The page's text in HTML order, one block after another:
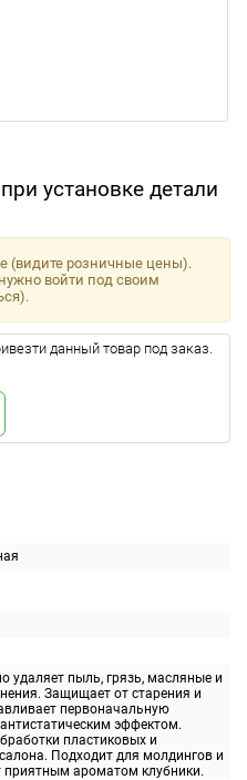
установке детали
удаляет пыль, грязь, масляные и
Защищает от старения и
первоначальную
антистатическим эффектом.
пластиковых и
Подходит для молдингов и
приятным ароматом клубники.
(видите розничные цены).
войти под своим
данный товар под заказ.